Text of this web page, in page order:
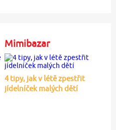
Mimibazar
4 tipy, jak v létě zpestřit
jídelníček malých dětí